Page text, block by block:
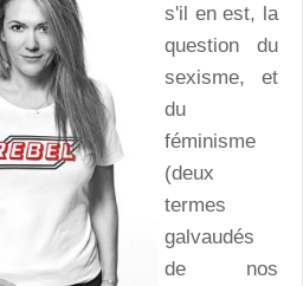
s'il en est, la
question du
sexisme, et
du
féminisme
(deux
termes
galvaudés
de nos